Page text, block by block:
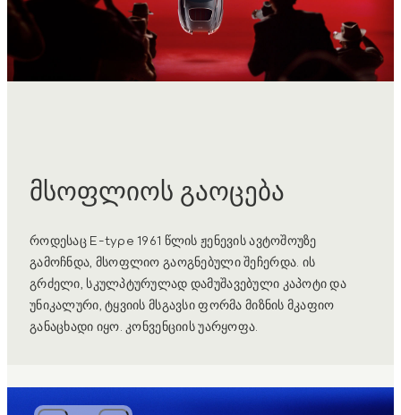
მსოფლიოს გაოცება
როდესაც E-type 1961 წლის ჟენევის ავტოშოუზე
გამოჩნდა, მსოფლიო გაოგნებული შეჩერდა. ის
გრძელი, სკულპტურულად დამუშავებული კაპოტი და
უნიკალური, ტყვიის მსგავსი ფორმა მიზნის მკაფიო
განაცხადი იყო. კონვენციის უარყოფა.